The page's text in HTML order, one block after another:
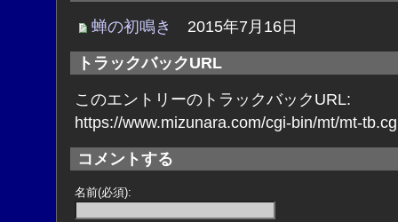
蝉の初鳴き 2015年7月16日
トラックバックURL
このエントリーのトラックバックURL:
https://www.mizunara.com/cgi-bin/mt/mt-
コメントする
名前(必須):